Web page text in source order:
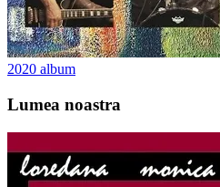
2020 album
Lumea noastra